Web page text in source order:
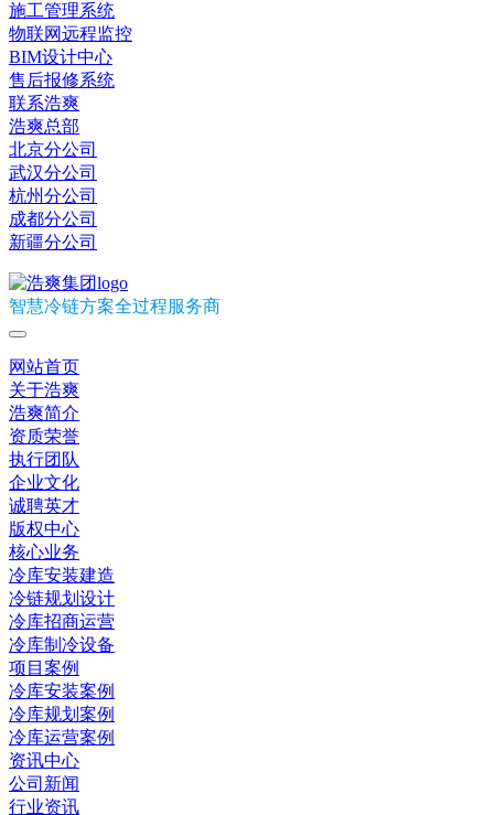
施工管理系统
物联网远程监控
BIM设计中心
售后报修系统
联系浩爽
浩爽总部
北京分公司
武汉分公司
杭州分公司
成都分公司
新疆分公司
智慧冷链方案全过程服务商
网站首页
关于浩爽
浩爽简介
资质荣誉
执行团队
企业文化
诚聘英才
版权中心
核心业务
冷库安装建造
冷链规划设计
冷库招商运营
冷库制冷设备
项目案例
冷库安装案例
冷库规划案例
冷库运营案例
资讯中心
公司新闻
行业资讯